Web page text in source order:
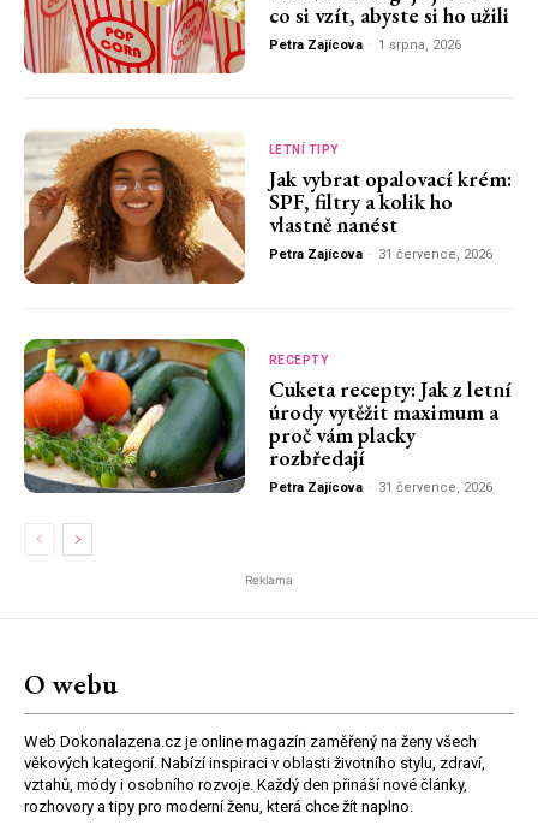
co si vzít, abyste si ho užili
Petra Zajícova - 1 srpna, 2026
LETNÍ TIPY
Jak vybrat opalovací krém:
SPF, filtry a kolik ho
vlastně nanést
Petra Zajícova - 31 července, 2026
RECEPTY
Cuketa recepty: Jak z letní
úrody vytěžit maximum a
proč vám placky
rozbředají
Petra Zajícova - 31 července, 2026
Reklama
O webu
Web Dokonalazena.cz je online magazín zaměřený na ženy všech
věkových kategorií. Nabízí inspiraci v oblasti životního stylu, zdraví,
vztahů, módy i osobního rozvoje. Každý den přináší nové články,
rozhovory a tipy pro moderní ženu, která chce žít naplno.